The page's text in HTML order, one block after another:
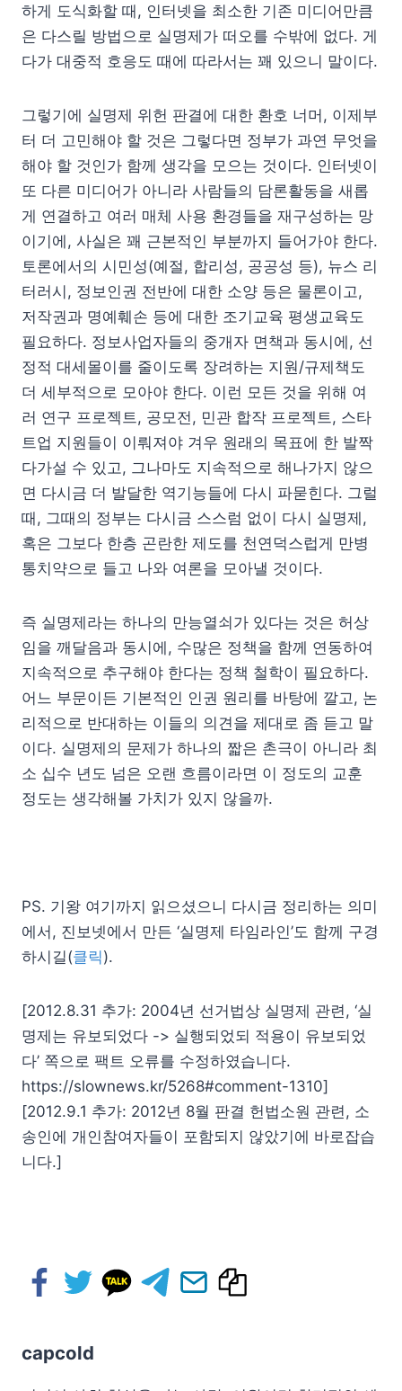
하게 도식화할 때, 인터넷을 최소한 기존 미디어만큼
은 다스릴 방법으로 실명제가 떠오를 수밖에 없다. 게
다가 대중적 호응도 때에 따라서는 꽤 있으니 말이다.
그렇기에 실명제 위헌 판결에 대한 환호 너머, 이제부
터 더 고민해야 할 것은 그렇다면 정부가 과연 무엇을
해야 할 것인가 함께 생각을 모으는 것이다. 인터넷이
또 다른 미디어가 아니라 사람들의 담론활동을 새롭
게 연결하고 여러 매체 사용 환경들을 재구성하는 망
이기에, 사실은 꽤 근본적인 부분까지 들어가야 한다.
토론에서의 시민성(예절, 합리성, 공공성 등), 뉴스 리
터러시, 정보인권 전반에 대한 소양 등은 물론이고,
저작권과 명예훼손 등에 대한 조기교육 평생교육도
필요하다. 정보사업자들의 중개자 면책과 동시에, 선
정적 대세몰이를 줄이도록 장려하는 지원/규제책도
더 세부적으로 모아야 한다. 이런 모든 것을 위해 여
러 연구 프로젝트, 공모전, 민관 합작 프로젝트, 스타
트업 지원들이 이뤄져야 겨우 원래의 목표에 한 발짝
다가설 수 있고, 그나마도 지속적으로 해나가지 않으
면 다시금 더 발달한 역기능들에 다시 파묻힌다. 그럴
때, 그때의 정부는 다시금 스스럼 없이 다시 실명제,
혹은 그보다 한층 곤란한 제도를 천연덕스럽게 만병
통치약으로 들고 나와 여론을 모아낼 것이다.
즉 실명제라는 하나의 만능열쇠가 있다는 것은 허상
임을 깨달음과 동시에, 수많은 정책을 함께 연동하여
지속적으로 추구해야 한다는 정책 철학이 필요하다.
어느 부문이든 기본적인 인권 원리를 바탕에 깔고, 논
리적으로 반대하는 이들의 의견을 제대로 좀 듣고 말
이다. 실명제의 문제가 하나의 짧은 촌극이 아니라 최
소 십수 년도 넘은 오랜 흐름이라면 이 정도의 교훈
정도는 생각해볼 가치가 있지 않을까.
PS. 기왕 여기까지 읽으셨으니 다시금 정리하는 의미
에서, 진보넷에서 만든 ‘실명제 타임라인’도 함께 구경
하시길(클릭).
[2012.8.31 추가: 2004년 선거법상 실명제 관련, ‘실
명제는 유보되었다 -> 실행되었되 적용이 유보되었
다’ 쪽으로 팩트 오류를 수정하였습니다.
https://slownews.kr/5268#comment-1310]
[2012.9.1 추가: 2012년 8월 판결 헌법소원 관련, 소
송인에 개인참여자들이 포함되지 않았기에 바로잡습
니다.]
capcold